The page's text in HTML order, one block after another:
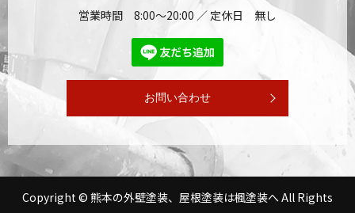
営業時間 8:00～20:00 ／ 定休日 無し
お問い合わせ
Copyright © 熊本の外壁塗装、屋根塗装は楓塗装へ All Rights